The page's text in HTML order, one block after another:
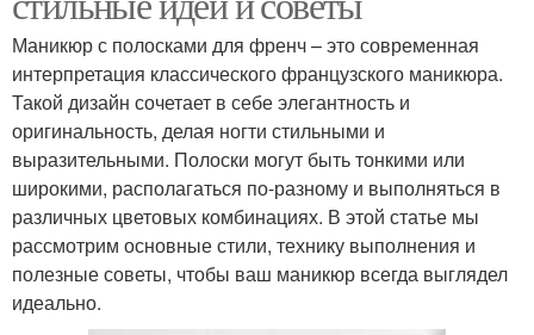
Маникюр с полосками для френч – это современная
интерпретация классического французского маникюра.
Такой дизайн сочетает в себе элегантность и
оригинальность, делая ногти стильными и
выразительными. Полоски могут быть тонкими или
широкими, располагаться по-разному и выполняться в
различных цветовых комбинациях. В этой статье мы
рассмотрим основные стили, технику выполнения и
полезные советы, чтобы ваш маникюр всегда выглядел
идеально.